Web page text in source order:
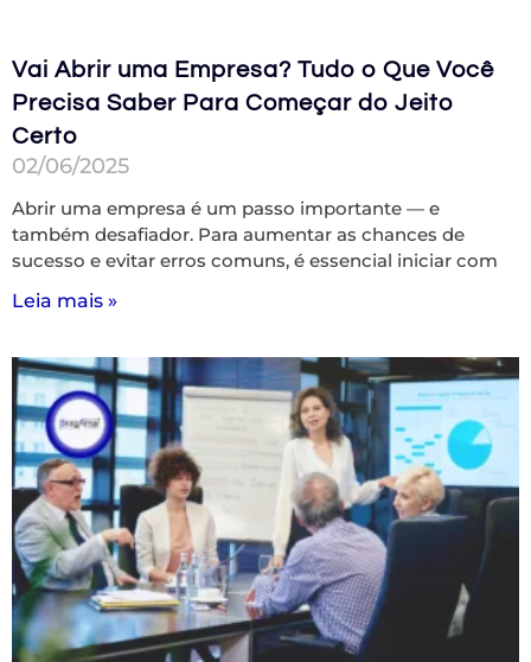
Vai Abrir uma Empresa? Tudo o Que Você
Precisa Saber Para Começar do Jeito
Certo
02/06/2025
Abrir uma empresa é um passo importante — e
também desafiador. Para aumentar as chances de
sucesso e evitar erros comuns, é essencial iniciar com
Leia mais »